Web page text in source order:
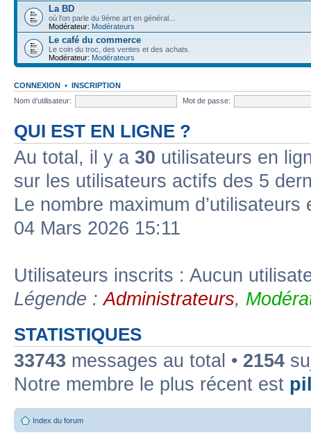
La BD
où l'on parle du 9ème art en général...
Modérateur: Modérateurs
Le café du commerce
Le coin du troc, des ventes et des achats.
Modérateur: Modérateurs
CONNEXION • INSCRIPTION
Nom d’utilisateur:
Mot de passe:
QUI EST EN LIGNE ?
Au total, il y a 30 utilisateurs en
sur les utilisateurs actifs des 5
Le nombre maximum
04 Mars 2026 15:11
Utilisateurs inscrits : Aucun
Légende :Administrateurs,
STATISTIQUES
33743 messages au total • 2154
Notre membre le plus récent est
Index du forum